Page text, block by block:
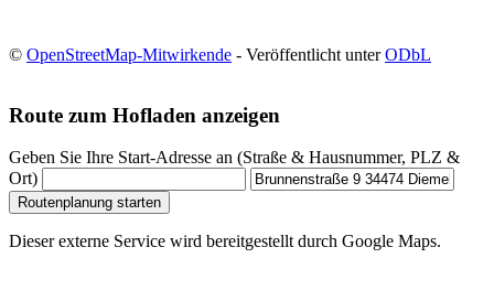
© OpenStreetMap-Mitwirkende - Veröffentlicht unterODbL
Route zum Hofladen anzeigen
Geben Sie Ihre Start-Adresse an (Straße & Hausnummer, PLZ &
Ort)
Routenplanung starten
Dieser externe Service wird bereitgestellt durch Google Maps.